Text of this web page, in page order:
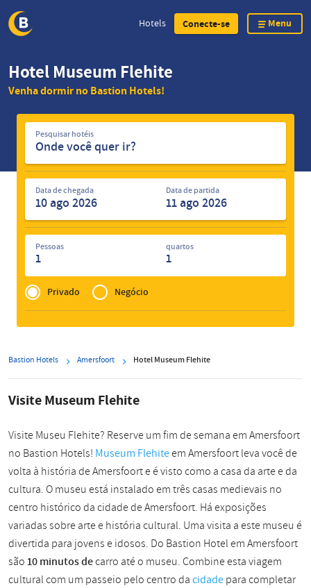
main
Hotels Conecte-se Menu
Hotel Museum Flehite
Venha dormir no Bastion Hotels!
Pesquisar
hotéisPesquisar hotéis
Data de chegada Data de partida
Pessoas
1
quartos
1
Privé
of
Zakelijk
Privado Negócio
Bastion Hotels Amersfoort Hotel Museum Flehite
Visite Museum Flehite
Visite Museu Flehite? Reserve um fim de semana em Amersfoort
no Bastion Hotels! Museum Flehiteem Amersfoort leva você de
volta à história de Amersfoort e é visto como a casa da arte e da
cultura. O museu está instalado em três casas medievais no
centro histórico da cidade de Amersfoort. Há exposições
variadas sobre arte e história cultural. Uma visita a este museu é
divertida para jovens e idosos. Do Bastion Hotel em Amersfoort
são10 minutos decarro até o museu. Combine esta viagem
cultural com um passeio pelo centro dacidadepara completar